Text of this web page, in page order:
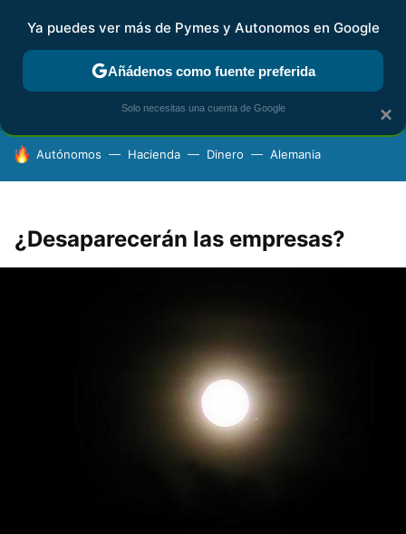
FISCALIDAD Y CONTABILIDAD KIT DIGITAL RENTA
HOY SE HABLA DE
Autónomos Hacienda Dinero Alemania
¿Desaparecerán las empresas?
×
Ya puedes ver más de Pymes y Autonomos en Google
Añádenos como fuente preferida
Solo necesitas una cuenta de Google